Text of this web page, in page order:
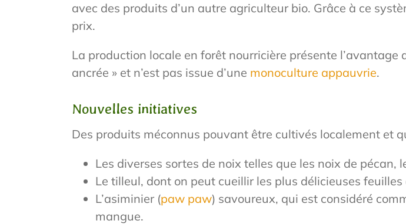
avec des produits d’un autre agriculteur bio. Grâce à ce
prix.
La production locale en forêt nourricière présente
ancrée » et n’est pas issue d’une monoculture appauvrie.
Nouvelles initiatives
Des produits méconnus pouvant être cultivés localement et
Les diverses sortes de noix telles que les noix de
Le tilleul, dont on peut cueillir les plus délicieuses
L’asiminier (paw paw) savoureux, qui est considéré
mangue.